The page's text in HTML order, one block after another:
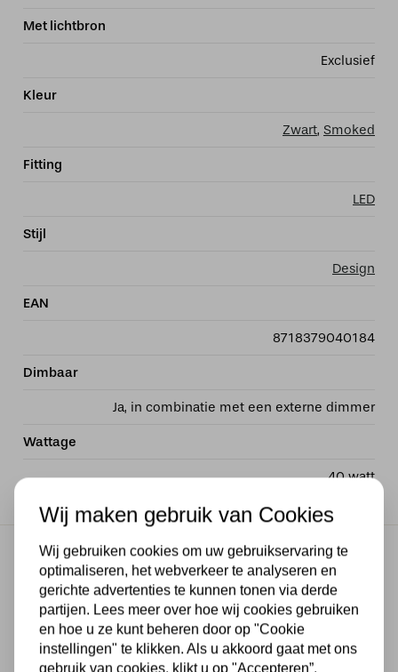
Met lichtbron
Exclusief
Kleur
Zwart, Smoked
Fitting
LED
Stijl
Design
EAN
8718379040184
Dimbaar
Ja, in combinatie met een externe dimmer
Wattage
40 watt
Gratis verzending
Gratis verzending in NL vanaf € 50,-
Makkelijk retourneren
30 dagen geld terug garantie
Wij maken gebruik van Cookies
Wij gebruiken cookies om uw gebruikservaring te
optimaliseren, het webverkeer te analyseren en
gerichte advertenties te kunnen tonen via derde
partijen. Lees meer over hoe wij cookies gebruiken
en hoe u ze kunt beheren door op "Cookie
instellingen" te klikken. Als u akkoord gaat met ons
gebruik van cookies, klikt u op "Accepteren”.